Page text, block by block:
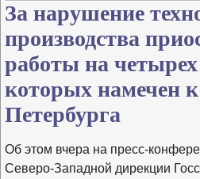
За нарушение
производства
работы на четырех
которых намечен
Петербурга
Об этом вчера на пресс-
Северо-Западной дирекции